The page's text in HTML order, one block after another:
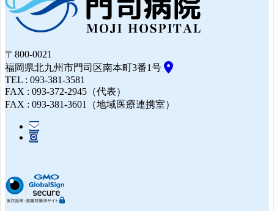
〒800-0021
福岡県北九州市門司区南本町3番1号
TEL : 093-381-3581
FAX : 093-372-2945（代表）
FAX : 093-381-3601（地域医療連携室）